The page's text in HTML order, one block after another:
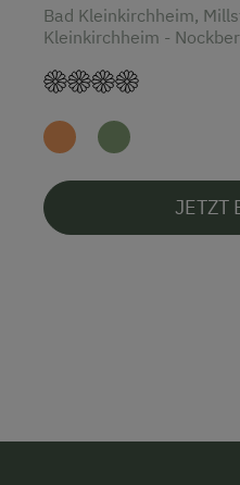
Bad Kleinkirchheim,
Kleinkirchheim -
JETZT